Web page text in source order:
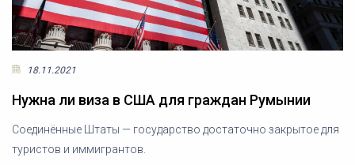
18.11.2021
Нужна ли виза в США для граждан Румынии
Соединённые Штаты — государство достаточно закрытое для
туристов и иммигрантов.